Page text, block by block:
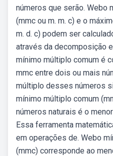
números que serão. Webo
(mmc ou m. m. c) e o
m. d. c) podem ser
através da decomposição
mínimo múltiplo comum é
mmc entre dois ou mais
múltiplo desses números
mínimo múltiplo comum
números naturais é o
Essa ferramenta
em operações de. Webo
(mmc) corresponde ao